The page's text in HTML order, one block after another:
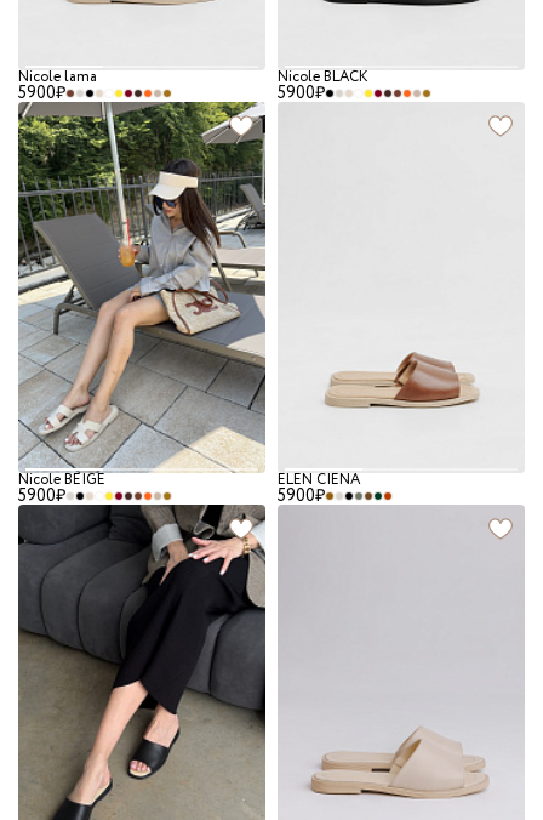
Nicole lama
5900₽
Nicole BLACK
5900₽
Nicole BEIGE
5900₽
ELEN CIENA
5900₽